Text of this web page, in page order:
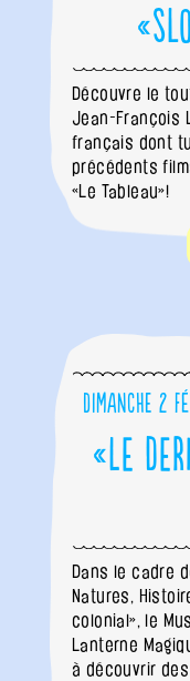
Découvre le
Jean-François
français dont
précédents
«Le Tableau»!
Dimanche 2
«Le
Dans le cadre
Natures,
colonial», le
Lanterne
à découvrir